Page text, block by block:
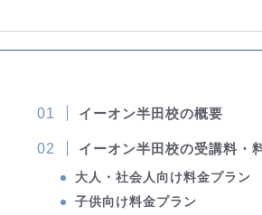
イーオン半田校の概要
イーオン半田校の受講料・
大人・社会人向け料金プラン
子供向け料金プラン